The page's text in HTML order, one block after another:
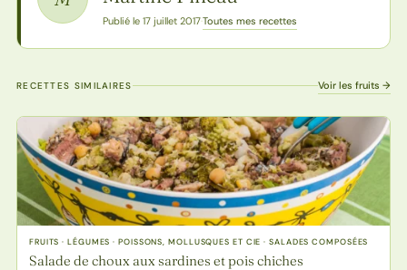
Publié le 17 juillet 2017·Toutes mes recettes
RECETTES SIMILAIRES Voir les fruits →
FRUITS · LÉGUMES · POISSONS, MOLLUSQUES ET CIE · SALADES COMPOSÉES
Salade de choux aux sardines et pois chiches